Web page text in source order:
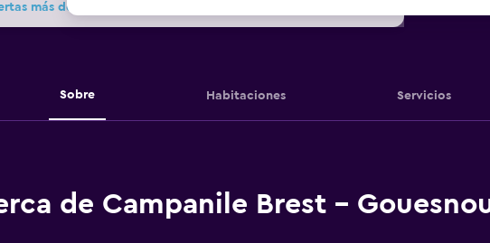
más de Campanile Brest - Gouesnou Aeroport
Sobre Habitaciones Servicios
de Campanile Brest -